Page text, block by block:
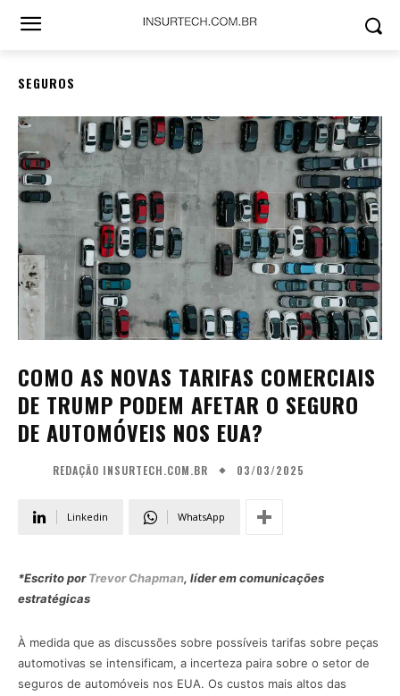
SEGUROS
COMO AS NOVAS TARIFAS COMERCIAIS
DE TRUMP PODEM AFETAR O SEGURO
DE AUTOMÓVEIS NOS EUA?
REDAÇÃO INSURTECH.COM.BR 03/03/2025
Linkedin WhatsApp
*Escrito porTrevor Chapman, líder em comunicações
estratégicas
À medida que as discussões sobre possíveis tarifas sobre peças
automotivas se intensificam, a incerteza paira sobre o setor de
seguros de automóveis nos EUA. Os custos mais altos das